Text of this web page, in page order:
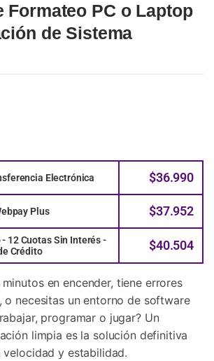
Formateo PC o Laptop
de Sistema
Electrónica $36.990
Plus $37.952
12 Cuotas Sin Interés -
Crédito
$40.504
en encender, tiene errores
o necesitas un entorno de software
programar o jugar? Un
limpia es la solución definitiva
velocidad y estabilidad.